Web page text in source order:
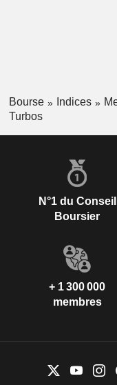
Bourse Indices
Turbos
N°1 du Conseil
Boursier
+ 1 300 000
membres